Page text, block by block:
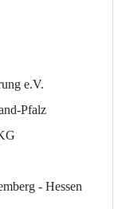
e.V.
Pfalz
- Hessen